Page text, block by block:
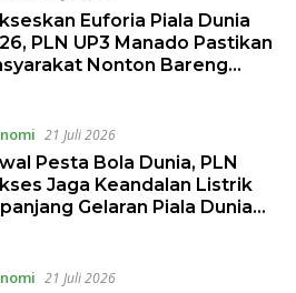
Euforia Piala Dunia
PLN UP3 Manado Pastikan
Nonton Bareng
21 Juli 2026
Pesta Bola Dunia, PLN
Jaga Keandalan Listrik
Gelaran Piala Dunia
21 Juli 2026